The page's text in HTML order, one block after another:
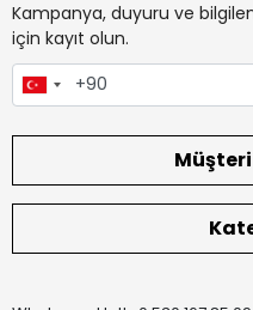
Kampanya, duyuru ve
için kayıt olun.